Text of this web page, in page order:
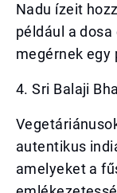
Nadu ízeit
például a
megérnek egy
4. Sri Balaji
autentikus
amelyeket a